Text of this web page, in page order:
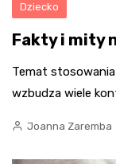
Dziecko
Fakty i mity
Temat
wzbudza wiele
Joanna Zaremba